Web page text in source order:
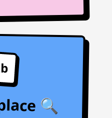
🔍